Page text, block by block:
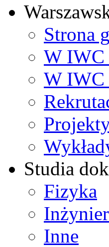
Strona
W IWC
W IWC
Studia
Fizyka
Inne